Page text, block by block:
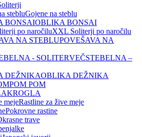
Gojene na steblu
OBLIKA BONSAI
XXL Soliterji po naročilu
POVEŠAVA NA
VEČSTEBELNA –
OBLIKA DEŽNIKA
POM POM
KROGLA
Rastline za žive meje
Pokrovne rastine
trave